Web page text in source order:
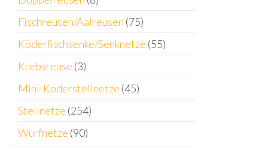
Fischreusen/Aalreusen (75)
Köderfischsenke/Senknetze (55)
Krebsreuse (3)
Mini-Köderstellnetze (45)
Stellnetze (254)
Wurfnetze (90)